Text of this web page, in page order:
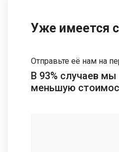
Уже имеется
Отправьте её нам на
В 93% случаев
меньшую